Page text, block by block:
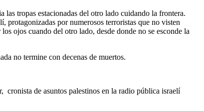
las tropas estacionadas del otro lado cuidando la frontera.
protagonizadas por numerosos terroristas que no visten
ojos cuando del otro lado, desde donde no se esconde la
no termine con decenas de muertos.
cronista de asuntos palestinos en la radio pública israelí